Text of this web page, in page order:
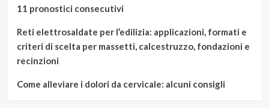
11 pronostici consecutivi
Reti elettrosaldate per l’edilizia: applicazioni, formati e
criteri di scelta per massetti, calcestruzzo, fondazioni e
recinzioni
Come alleviare i dolori da cervicale: alcuni consigli